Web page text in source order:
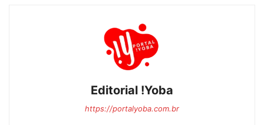
Editorial !Yoba
https://portalyoba.com.br